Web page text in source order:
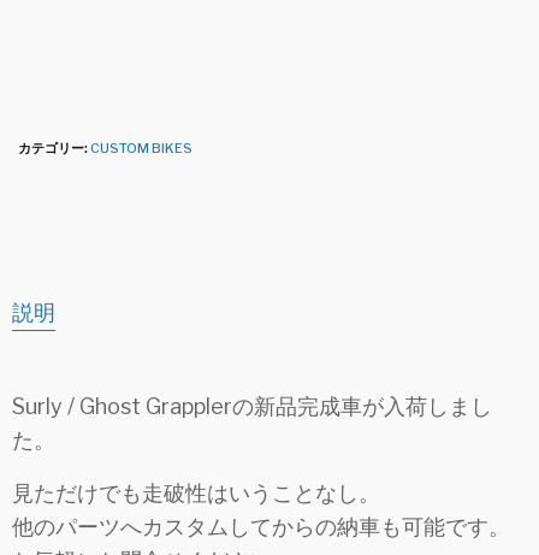
カテゴリー:CUSTOM BIKES
説明
Surly / Ghost Grapplerの新品完成車が入荷しまし
た。
見ただけでも走破性はいうことなし。
他のパーツへカスタムしてからの納車も可能です。